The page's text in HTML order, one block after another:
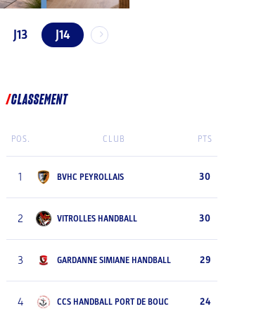
J13 J14
CLASSEMENT
POS. CLUB PTS
1 BVHC PEYROLLAIS 30
2 VITROLLES HANDBALL 30
3 GARDANNE SIMIANE HANDBALL 29
4 CCS HANDBALL PORT DE BOUC 24